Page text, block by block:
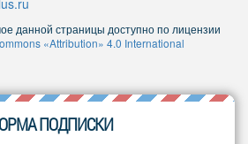
данной страницы доступно по лицензии
«Attribution» 4.0 International
ПОДПИСКИ